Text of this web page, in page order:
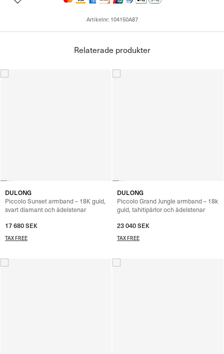
Artikelnr: 104150A87
Relaterade produkter
DULONG
Piccolo Sunset armband – 18K guld,
svart diamant och ädelstenar
17 680SEK
TAX FREE
DULONG
Piccolo Grand Jungle armband – 18k
guld, tahitipärlor och ädelstenar
23 040SEK
TAX FREE